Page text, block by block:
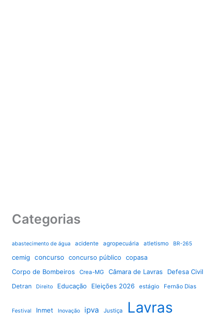
Categorias
abastecimento de água acidente agropecuária atletismo BR-265
cemig concurso concurso público
copasa
Corpo de Bombeiros
Crea-MG Câmara de Lavras Defesa Civil
Detran Direito Educação Eleições 2026 estágio Fernão Dias
Festival Inmet Inovação ipva Justiça Lavras